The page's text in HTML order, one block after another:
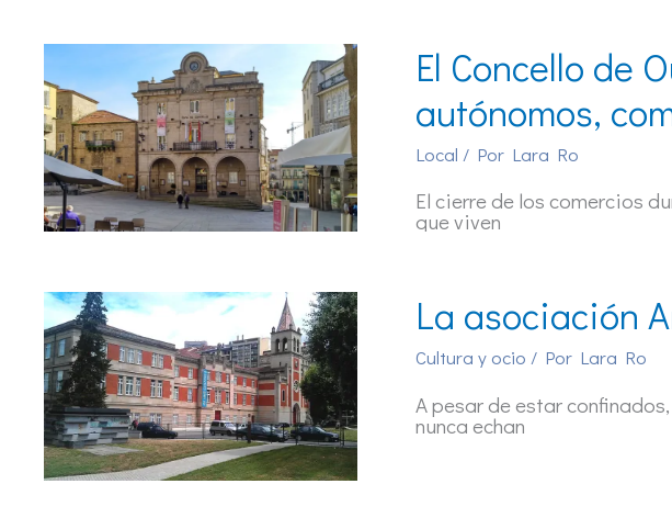
El Concello de
autónomos,
Local / Por Lara Ro
El cierre de los comercios
que viven
La asociación
Cultura y ocio / Por Lara Ro
A pesar de estar
nunca echan